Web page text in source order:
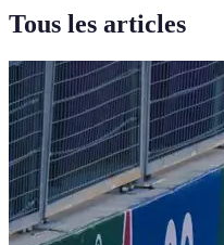
Tous les articles